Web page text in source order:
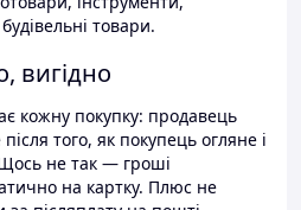
товари.
вигідно
кожну покупку: продавець
того, як покупець огляне і
не так — гроші
на картку. Плюс не